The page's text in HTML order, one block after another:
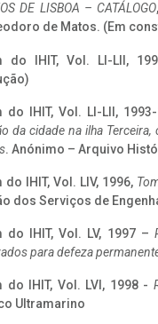
DE LISBOA – CATÁLOGO
de Matos. (Em
do IHIT, Vol. LI-LII,
do IHIT, Vol. LI-LII,
da cidade na ilha
. Anónimo – Arquivo
do IHIT, Vol. LIV, 1996,
dos Serviços de
do IHIT, Vol. LV, 1997 –
para defeza
do IHIT, Vol. LVI, 1998 -
Ultramarino